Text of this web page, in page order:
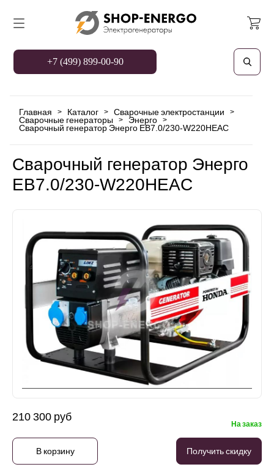
+7 (499) 899-00-90
Главная > Каталог > Сварочные электростанции >
Сварочные генераторы > Энерго >
Сварочный генератор Энерго EB7.0/230-W220HЕAC
Сварочный генератор Энерго
EB7.0/230-W220HЕAC
210 300 руб
На заказ
В корзину Получить скидку